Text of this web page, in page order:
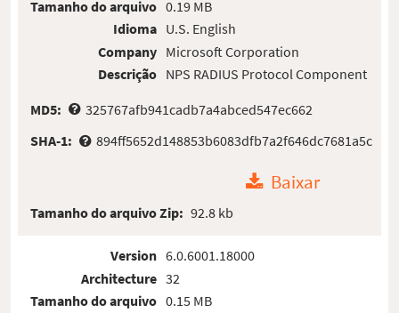
Tamanho do arquivo
Idioma
Company
Descrição
0.19 MB
U.S. English
Microsoft Corporation
NPS RADIUS Protocol Component
MD5:
325767afb941cadb7a4abced547ec662
SHA-1:
894ff5652d148853b6083dfb7a2f646dc7681a5c
Baixar
Tamanho do arquivo Zip: 92.8 kb
Version
Architecture
Tamanho do arquivo
6.0.6001.18000
32
0.15 MB